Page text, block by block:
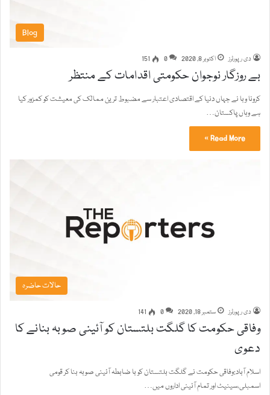
Blog
دی رپورٹرز اکتوبر 8, 2020 0
151
بے روزگار نوجوان حکومتی اقدامات کے منتظر
کرونا وبا نے جہاں دنیا کے اقتصادی اعتبار سے مضبوط ترین ممالک کی معیشت کو کمزور کیا
ہے وہاں پاکستان…
Read More »
حالات حاضرہ
دی رپورٹرز ستمبر 18, 2020 0
141
وفاقی حکومت کا گلگت بلتستان کو آئینی صوبہ بنانے کا
دعوی
اسلام آباد:وفاقی حکومت نے گلگت بلتستان کو با ضابطہ آئینی صوبہ بنا کر قومی
اسمبلی،سینیٹ اور تمام آئینی اداروں میں…